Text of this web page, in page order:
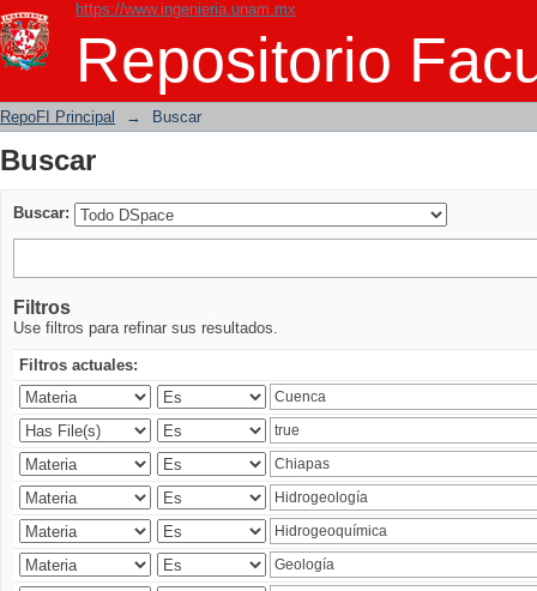
https://www.ingenieria.unam.mx
Repositorio
Buscar
RepoFI Principal → Buscar
Buscar
Buscar:
Filtros
Use filtros para refinar sus resultados.
Filtros actuales: